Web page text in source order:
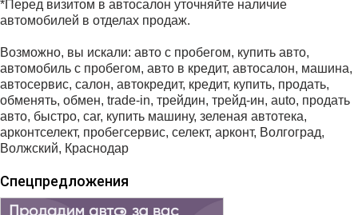
*Перед визитом в автосалон уточняйте наличие
автомобилей в отделах продаж.
Возможно, вы искали: авто с пробегом, купить авто,
автомобиль с пробегом, авто в кредит, автосалон, машина,
автосервис, салон, автокредит, кредит, купить, продать,
обменять, обмен, trаdе-in, трейдин, трейд-ин, аutо, продать
авто, быстро, саr, купить машину, зеленая автотека,
арконтселект, пробегсервис, селект, арконт, Волгоград,
Волжский, Краснодар
Спецпредложения